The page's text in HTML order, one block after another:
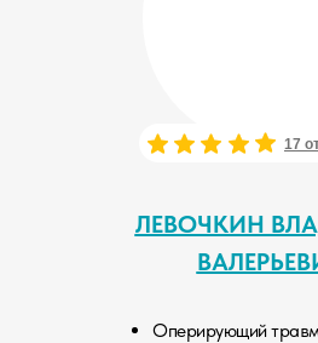
ЛЕВОЧКИН
Оперирующий
17